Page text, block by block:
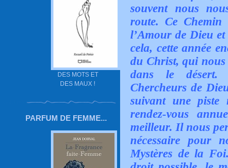
DES MOTS ET
DES MAUX !
PARFUM DE FEMME...
souvent nous
route. Ce
l’Amour de Dieu
cela, cette année
du Christ, qui
dans le désert.
Chercheurs de
suivant une piste
rendez-vous
meilleur. Il nous
nécessaire pour
Mystères de la